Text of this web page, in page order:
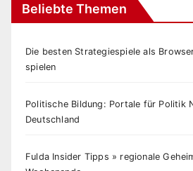
Beliebte Themen
Die besten Strategiespiele als
spielen
Politische Bildung: Portale für Politik
Deutschland
Fulda Insider Tipps » regionale